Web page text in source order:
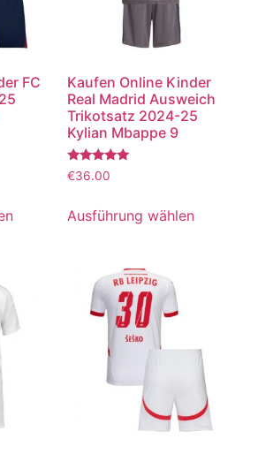
FC
Kaufen Online Kinder
Real Madrid Ausweich
Trikotsatz 2024-25
Kylian Mbappe 9
Bewertet
mit
von 5
€36.00
Ausführung wählen